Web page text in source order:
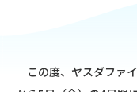
この度、ヤスダファ